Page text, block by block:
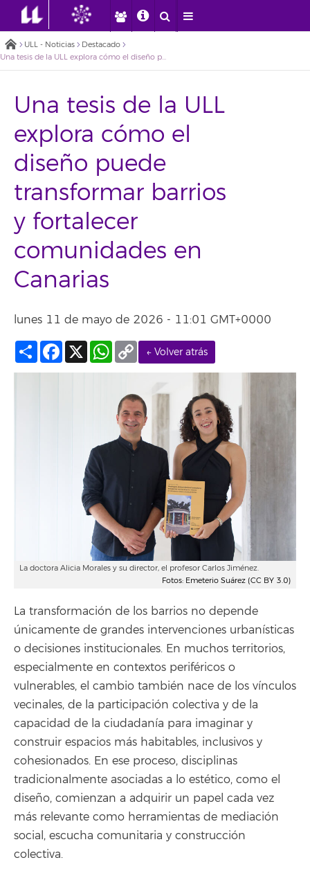
ULL - Noticias
Destacado
Una tesis de la ULL explora cómo el diseño puede transformar barrios y fortalecer comunidades en Canarias
Una tesis de la ULL
explora cómo el
diseño puede
transformar barrios
y fortalecer
comunidades en
Canarias
lunes 11 de mayo de 2026 - 11:01 GMT+0000
← Volver atrás
Compartir
Facebook
X WhatsApp
Copy
Link
La doctora Alicia Morales y su director, el profesor Carlos Jiménez.
Fotos: Emeterio Suárez (CC BY 3.0)
La transformación de los barrios no depende
únicamente de grandes intervenciones urbanísticas
o decisiones institucionales. En muchos territorios,
especialmente en contextos periféricos o
vulnerables, el cambio también nace de los vínculos
vecinales, de la participación colectiva y de la
capacidad de la ciudadanía para imaginar y
construir espacios más habitables, inclusivos y
cohesionados. En ese proceso, disciplinas
tradicionalmente asociadas a lo estético, como el
diseño, comienzan a adquirir un papel cada vez
más relevante como herramientas de mediación
social, escucha comunitaria y construcción
colectiva.